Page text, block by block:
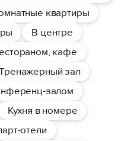
квартиры
В центре
кафе
зал
залом
Кухня в номере
отели